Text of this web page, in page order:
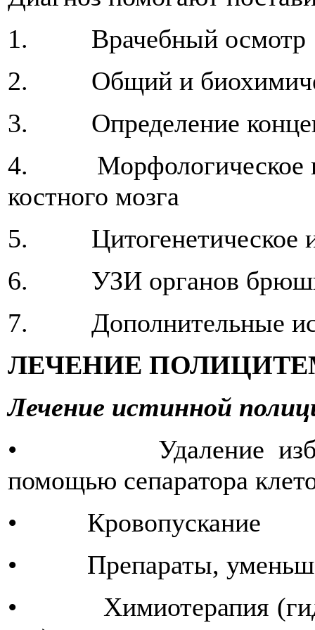
1. Врачебный осмотр
2. Общий и
3. Определение
4. Морфологическое и
костного мозга
5. Цитогенетическое
6. УЗИ органов
7. Дополнительные
ЛЕЧЕНИЕ
Лечение истинной
• Удаление
помощью сепаратора
• Кровопускание
• Препараты,
• Химиотерапия